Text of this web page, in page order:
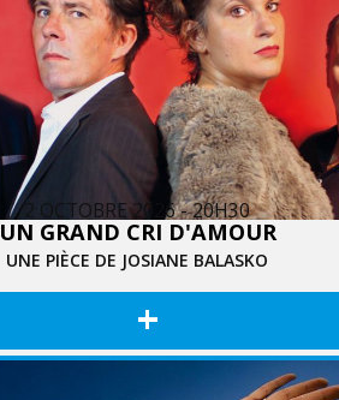
2 OCTOBRE 2026 - 20H30
UN GRAND CRI D'AMOUR
UNE PIÈCE DE JOSIANE BALASKO
+